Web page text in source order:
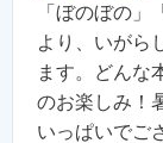
「ぼのぼの
より、いがら
ます。どんな
のお楽しみ！
いっぱいでご